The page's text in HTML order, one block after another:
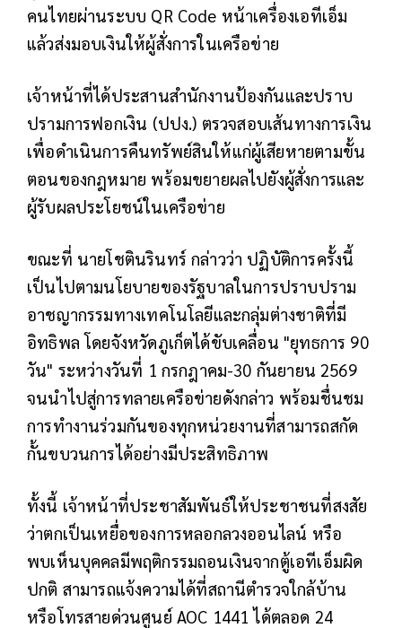
คนไทยผ่านระบบ QR Code หน้าเครื่องเอทีเอ็ม
แล้วส่งมอบเงินให้ผู้สั่งการในเครือข่าย
เจ้าหน้าที่ได้ประสานสำนักงานป้องกันและปราบ
ปรามการฟอกเงิน (ปปง.) ตรวจสอบเส้นทางการเงิน
เพื่อดำเนินการคืนทรัพย์สินให้แก่ผู้เสียหายตามขั้น
ตอนของกฎหมาย พร้อมขยายผลไปยังผู้สั่งการและ
ผู้รับผลประโยชน์ในเครือข่าย
ขณะที่ นายโชตินรินทร์ กล่าวว่า ปฏิบัติการครั้งนี้
เป็นไปตามนโยบายของรัฐบาลในการปราบปราม
อาชญากรรมทางเทคโนโลยีและกลุ่มต่างชาติที่มี
อิทธิพล โดยจังหวัดภูเก็ตได้ขับเคลื่อน "ยุทธการ 90
วัน" ระหว่างวันที่ 1 กรกฎาคม-30 กันยายน 2569
จนนำไปสู่การทลายเครือข่ายดังกล่าว พร้อมชื่นชม
การทำงานร่วมกันของทุกหน่วยงานที่สามารถสกัด
กั้นขบวนการได้อย่างมีประสิทธิภาพ
ทั้งนี้ เจ้าหน้าที่ประชาสัมพันธ์ให้ประชาชนที่สงสัย
ว่าตกเป็นเหยื่อของการหลอกลวงออนไลน์ หรือ
พบเห็นบุคคลมีพฤติกรรมถอนเงินจากตู้เอทีเอ็มผิด
ปกติ สามารถแจ้งความได้ที่สถานีตำรวจใกล้บ้าน
หรือโทรสายด่วนศูนย์ AOC 1441 ได้ตลอด 24